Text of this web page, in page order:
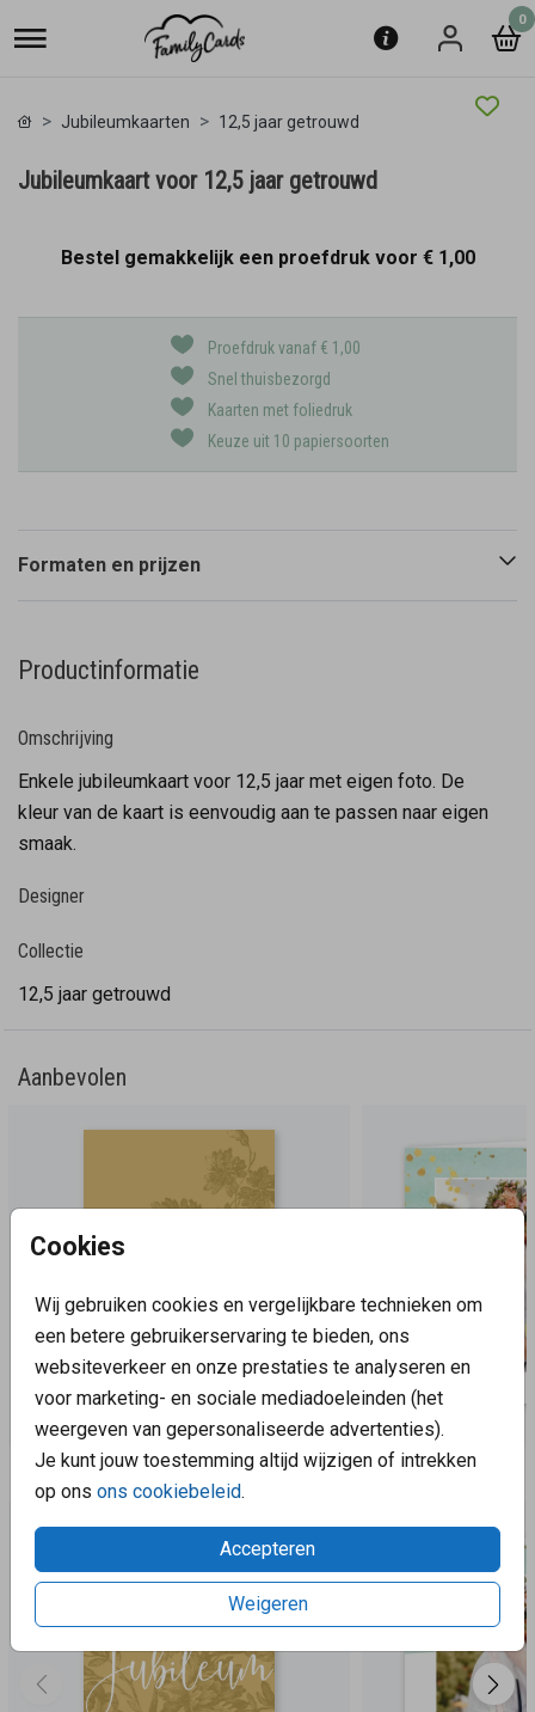
0
Cookies
Wij gebruiken cookies en vergelijkbare technieken om
een betere gebruikerservaring te bieden, ons
websiteverkeer en onze prestaties te analyseren en
voor marketing- en sociale mediadoeleinden (het
weergeven van gepersonaliseerde advertenties).
Je kunt jouw toestemming altijd wijzigen of intrekken
op ons ons cookiebeleid.
Accepteren
Weigeren
Jubileumkaarten 12,5 jaar getrouwd
Jubileumkaart voor 12,5 jaar getrouwd
Bestel gemakkelijk een proefdruk voor € 1,00
Proefdruk vanaf € 1,00
Snel thuisbezorgd
Kaarten met foliedruk
Keuze uit 10 papiersoorten
Formaten en prijzen
Productinformatie
Omschrijving
Enkele jubileumkaart voor 12,5 jaar met eigen foto. De
kleur van de kaart is eenvoudig aan te passen naar eigen
smaak.
Designer
Collectie
12,5 jaar getrouwd
Aanbevolen
Aanbevolen